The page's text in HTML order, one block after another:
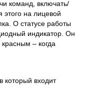
команд, включать/
этого на лицевой
О статусе работы
индикатор. Он
– когда
который входит